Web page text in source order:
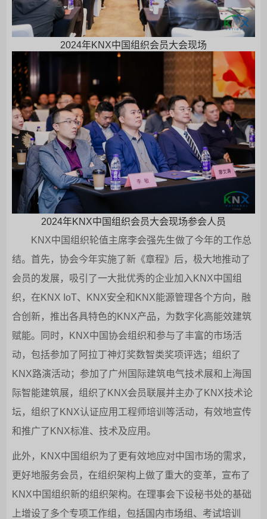
2024年KNX中国组织会员大会现场
2024年KNX中国组织会员大会现场参会人员
KNX中国组织轮值主席李会强先生做了今年的工作总
结。首先，协会今年实施了新《章程》后，极大地推动了
会员的发展，吸引了一大批优秀的企业加入KNX中国组
织，在KNX IoT、KNX安全和KNX能源管理各个方向，融
合创新，推出各具特色的KNX产品，为数字化高能效建筑
赋能。同时，KNX中国协会组织和参与了丰富的市场活
动，包括参加了阿拉丁神灯奖数智类奖项评选；组织了
KNX路演活动；参加了广州国际建筑电气技术展和上海国
际智能建筑展，组织了KNX会员联展并主办了KNX技术论
坛，组织了KNX认证应用工程师培训等活动，有效地宣传
和推广了KNX标准、技术及应用。
此外，KNX中国组织为了更有效地应对中国市场的需求，
更好地服务会员，在组织架构上做了重大的变革，宣布了
KNX中国组织新的组织架构。在理事会下设秘书处的基础
上增设了多个专项工作组，包括国内市场组、考试培训